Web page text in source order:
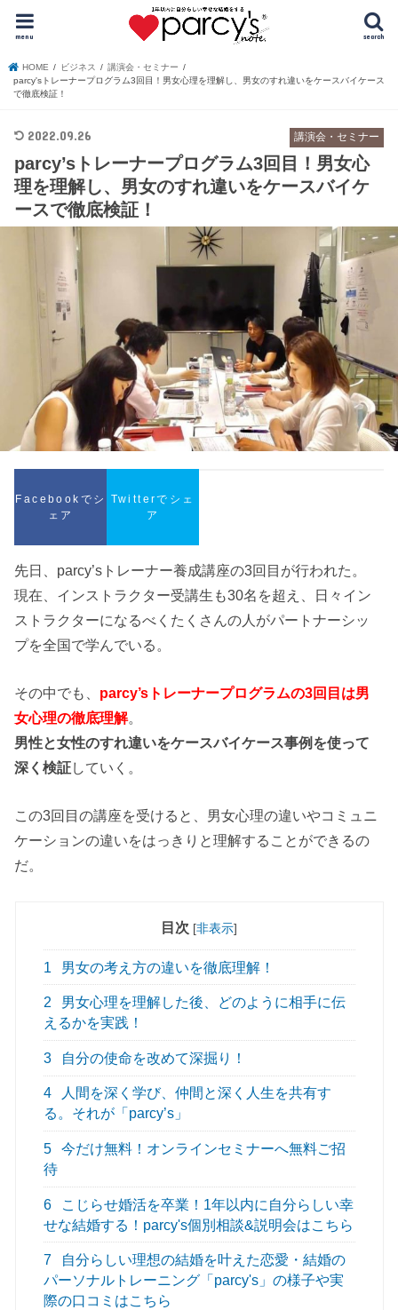
search
menu
HOME ビジネス
講演会・セミナー
parcy'sトレーナープログラム3回目！男女心理を理解し、男女のすれ違いをケースバイケース
で徹底検証！
講演会・セミナー
2022.09.26
parcy’sトレーナープログラム3回目！男女心
理を理解し、男女のすれ違いをケースバイケ
ースで徹底検証！
Facebookでシ
ェア
Twitterでシェ
ア
先日、parcy’sトレーナー養成講座の3回目が行われた。
現在、インストラクター受講生も30名を超え、日々イン
ストラクターになるべくたくさんの人がパートナーシッ
プを全国で学んでいる。
その中でも、 parcy’sトレーナープログラムの3回目は男
女心理の徹底理解。
男性と女性のすれ違いをケースバイケース事例を使って
深く検証していく。
この3回目の講座を受けると、男女心理の違いやコミュニ
ケーションの違いをはっきりと理解することができるの
だ。
目次 [非表示]
1 男女の考え方の違いを徹底理解！
2
男女心理を理解した後、どのように相手に伝
えるかを実践！
3 自分の使命を改めて深掘り！
4
人間を深く学び、仲間と深く人生を共有す
る。それが「parcy’s」
5
今だけ無料！オンラインセミナーへ無料ご招
待
6
こじらせ婚活を卒業！1年以内に自分らしい幸
せな結婚する！parcy's個別相談&説明会はこちら
7
自分らしい理想の結婚を叶えた恋愛・結婚の
パーソナルトレーニング「parcy's」の様子や実
際の口コミはこちら